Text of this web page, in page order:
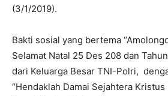
(3/1/2019).
Bakti sosial yang bertema
Selamat Natal 25 Des 208 dan
dari Keluarga Besar TNI-Polri,
“Hendaklah Damai Sejahtera